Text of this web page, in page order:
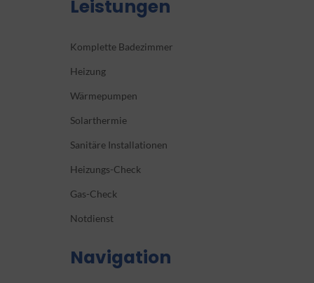
Leistungen
Komplette Badezimmer
Heizung
Wärmepumpen
Solarthermie
Sanitäre Installationen
Heizungs-Check
Gas-Check
Notdienst
Navigation